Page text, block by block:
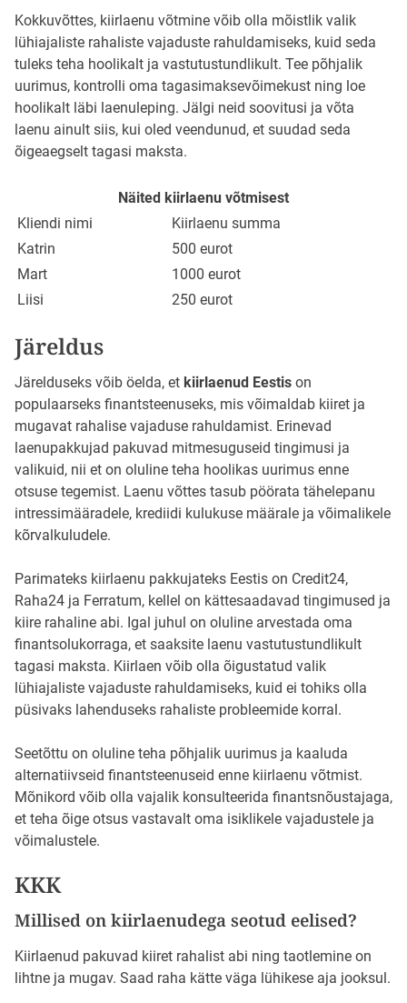
Kokkuvõttes, kiirlaenu võtmine võib olla mõistlik valik
lühiajaliste rahaliste vajaduste rahuldamiseks, kuid seda
tuleks teha hoolikalt ja vastutustundlikult. Tee põhjalik
uurimus, kontrolli oma tagasimaksevõimekust ning loe
hoolikalt läbi laenuleping. Jälgi neid soovitusi ja võta
laenu ainult siis, kui oled veendunud, et suudad seda
õigeaegselt tagasi maksta.
Näited kiirlaenu võtmisest
Kliendi nimi
Kiirlaenu summa
Katrin
500 eurot
Mart
1000 eurot
Liisi
250 eurot
Järeldus
Järelduseks võib öelda, et kiirlaenud Eestis on
populaarseks finantsteenuseks, mis võimaldab kiiret ja
mugavat rahalise vajaduse rahuldamist. Erinevad
laenupakkujad pakuvad mitmesuguseid tingimusi ja
valikuid, nii et on oluline teha hoolikas uurimus enne
otsuse tegemist. Laenu võttes tasub pöörata tähelepanu
intressimääradele, krediidi kulukuse määrale ja võimalikele
kõrvalkuludele.
Parimateks kiirlaenu pakkujateks Eestis on Credit24,
Raha24 ja Ferratum, kellel on kättesaadavad tingimused ja
kiire rahaline abi. Igal juhul on oluline arvestada oma
finantsolukorraga, et saaksite laenu vastutustundlikult
tagasi maksta. Kiirlaen võib olla õigustatud valik
lühiajaliste vajaduste rahuldamiseks, kuid ei tohiks olla
püsivaks lahenduseks rahaliste probleemide korral.
Seetõttu on oluline teha põhjalik uurimus ja kaaluda
alternatiivseid finantsteenuseid enne kiirlaenu võtmist.
Mõnikord võib olla vajalik konsulteerida finantsnõustajaga,
et teha õige otsus vastavalt oma isiklikele vajadustele ja
võimalustele.
KKK
Millised on kiirlaenudega seotud eelised?
Kiirlaenud pakuvad kiiret rahalist abi ning taotlemine on
lihtne ja mugav. Saad raha kätte väga lühikese aja jooksul.